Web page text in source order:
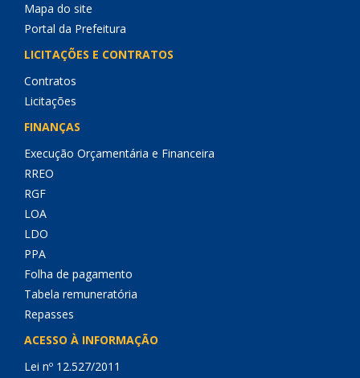
Mapa do site
Portal da Prefeitura
LICITAÇÕES E CONTRATOS
Contratos
Licitações
FINANÇAS
Execução Orçamentária e Financeira
RREO
RGF
LOA
LDO
PPA
Folha de pagamento
Tabela remuneratória
Repasses
ACESSO À INFORMAÇÃO
Lei nº 12.527/2011